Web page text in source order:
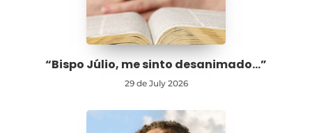
“Bispo Júlio, me sinto desanimado…”
29 de July 2026